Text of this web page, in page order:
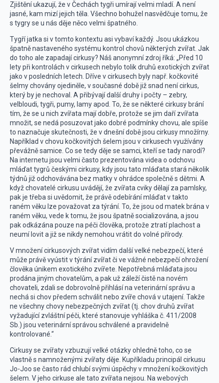
Zjištění ukazují, že v Čechách tygři umírají velmi mladí. A není
jasné, kam mizí jejich těla. Všechno bohužel nasvědčuje tomu, že
s tygry se u nás děje něco velmi špatného.
Tygří jatka si v tomto kontextu asi vybaví každý. Jsou ukázkou
špatně nastaveného systému kontrol chovů některých zvířat. Jak
do toho ale zapadají cirkusy? Náš anonymní zdroj říká: „Před 10
lety při kontrolách v cirkusech nebylo tolik druhů exotických zvířat
jako v posledních letech. Dříve v cirkusech byly např. kočkovité
šelmy chovány ojediněle, v současné době již snad není cirkus,
který by je nechoval. A přibývají další druhy i počty – zebry,
velbloudi, tygři, pumy, lamy apod. To, že se některé cirkusy brání
tím, že se u nich zvířata mají dobře, protože se jim daří zvířata
množit, se nedá posuzovat jako dobré podmínky chovu, ale spíše
to naznačuje skutečnosti, že v dnešní době jsou cirkusy množírny.
Například v chovu kočkovitých šelem jsou v cirkusech využívány
převážně samice. Co se tedy děje se samci, kteří se tady narodí?
Na internetu jsou velmi často prezentována videa o odchovu
mláďat tygrů českými cirkusy, kdy jsou tato mláďata stará několik
týdnů již odchovávána bez matky v ohrádce společně s dětmi. A
když chovatelé cirkusu uvádějí, že zvířata cviky dělají za pamlsky,
pak je třeba si uvědomit, že právě odebírání mláďat v takto
raném věku lze považovat za týrání. To, že jsou od matek brána v
raném věku, vede k tomu, že jsou špatně socializována, a jsou
pak odkázána pouze na péči člověka, protože ztratí plachost a
neumí lovit a již se nikdy nemohou vrátit do volné přírody.
V množení cirkusových zvířat vidím další velké nebezpečí, které
může právě vyústit v týrání zvířat či ve vážné nebezpečí ohrožení
člověka únikem exotického zvířete. Nepotřebná mláďata jsou
prodána jiným chovatelům, a pak už záleží čistě na novém
chovateli, zdali se dobrovolně přihlásí na veterinární správu a
nechá si chov předem schválit nebo zvíře chová v utajení. Takže
ne všechny chovy nebezpečných zvířat (tj. chov druhů zvířat
vyžadující zvláštní péči, které stanovuje vyhláška č. 411/2008
Sb.) jsou veterinární správou schválené a pravidelně
kontrolované.“
Cirkusy se zvířaty vzbuzují velké otázky ohledně toho, co se
vlastně s namnoženými zvířaty děje. Kupříkladu principál cirkusu
Jo-Joo se často rád chlubí svými úspěchy v množení kočkovitých
šelem. V jeho cirkuse ale tato zvířata nejsou. Na webových